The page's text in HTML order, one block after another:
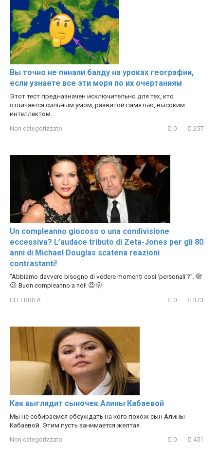
Вы точно не пинали балду на уроках географии,
если узнаете все эти моря по их очертаниям
Этот тест предназначен исключительно для тех, кто
отличается сильным умом, развитой памятью, высоким
интеллектом.
Non categorizzato 0 257
Un compleanno giocoso o una condivisione
eccessiva? L’audace tributo di Zeta-Jones per gli 80
anni di Michael Douglas scatena reazioni
contrastanti!
“Abbiamo davvero bisogno di vedere momenti così ‘personali’?”. 🫣
😕 Buon compleanno a noi! 😍🫢
CELEBRITÀ 0 373
Как выглядит сыночек Алины Кабаевой
Мы не собираемся обсуждать на кого похож сын Алины
Кабаевой. Этим пусть занимается желтая
Non categorizzato 0 451